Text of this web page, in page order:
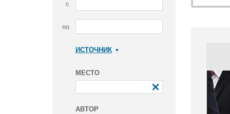
с
по
ИСТОЧНИК
МЕСТО
АВТОР